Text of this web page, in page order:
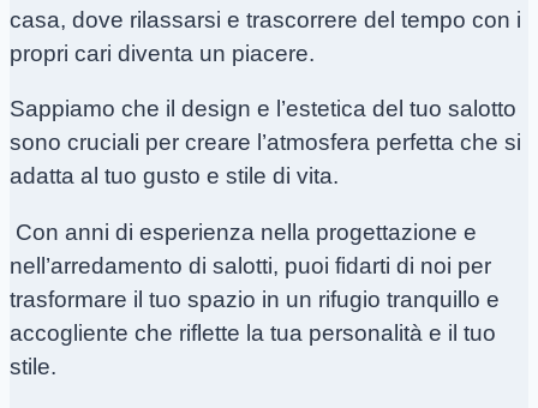
casa, dove rilassarsi e trascorrere del tempo con i
propri cari diventa un piacere.
Sappiamo che il design e l’estetica del tuo salotto
sono cruciali per creare l’atmosfera perfetta che si
adatta al tuo gusto e stile di vita.
Con anni di esperienza nella progettazione e
nell’arredamento di salotti, puoi fidarti di noi per
trasformare il tuo spazio in un rifugio tranquillo e
accogliente che riflette la tua personalità e il tuo
stile.